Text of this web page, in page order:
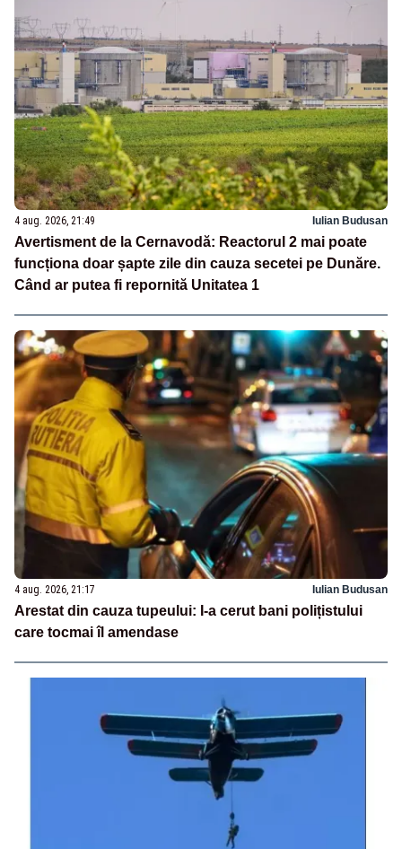
4 aug. 2026, 21:49 Iulian Budusan
Avertisment de la Cernavodă: Reactorul 2 mai poate
funcționa doar șapte zile din cauza secetei pe Dunăre.
Când ar putea fi repornită Unitatea 1
4 aug. 2026, 21:17 Iulian Budusan
Arestat din cauza tupeului: I-a cerut bani polițistului
care tocmai îl amendase